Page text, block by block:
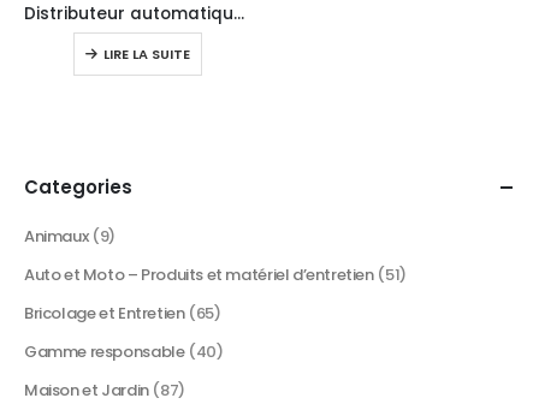
Distributeur automatique de savon ou gel hydroalcoolique sur pied
LIRE LA SUITE
Categories
Animaux (9)
Auto et Moto – Produits et matériel d’entretien (51)
Bricolage et Entretien (65)
Gamme responsable (40)
Maison et Jardin (87)